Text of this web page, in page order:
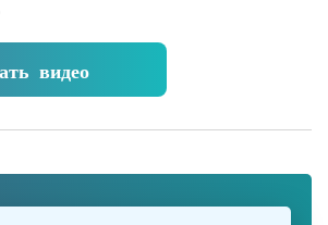
видео